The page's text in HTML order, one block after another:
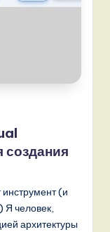
(и
Я человек,
архитектуры